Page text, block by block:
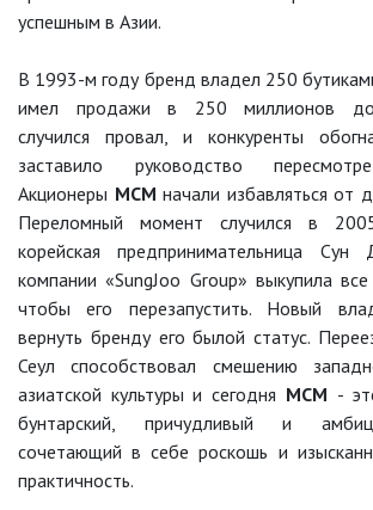
успешным в Азии.
В 1993-м году бренд владел 250
имел продажи в 250 миллионов
случился провал, и конкуренты
заставило руководство
Акционеры MCMначали избавляться от
Переломный момент случился в
корейская предпринимательница
компании «SungJoo Group» выкупила
чтобы его перезапустить. Новый
вернуть бренду его былой статус.
Сеул способствовал смешению
азиатской культуры и сегодня MCM -
бунтарский, причудливый и
сочетающий в себе роскошь и
практичность.